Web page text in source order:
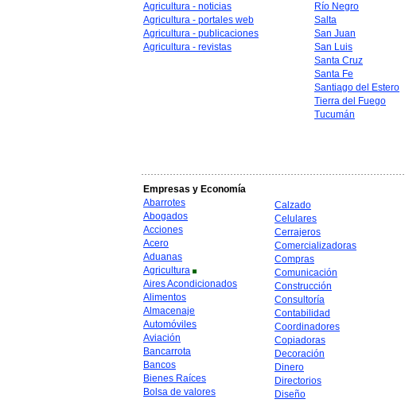
Agricultura - noticias
Agricultura - portales web
Agricultura - publicaciones
Agricultura - revistas
Río Negro
Salta
San Juan
San Luis
Santa Cruz
Santa Fe
Santiago del Estero
Tierra del Fuego
Tucumán
Empresas y Economía
Abarrotes
Abogados
Acciones
Acero
Aduanas
Agricultura
Aires Acondicionados
Alimentos
Almacenaje
Automóviles
Aviación
Bancarrota
Bancos
Bienes Raíces
Bolsa de valores
Calzado
Celulares
Cerrajeros
Comercializadoras
Compras
Comunicación
Construcción
Consultoría
Contabilidad
Coordinadores
Copiadoras
Decoración
Dinero
Directorios
Diseño